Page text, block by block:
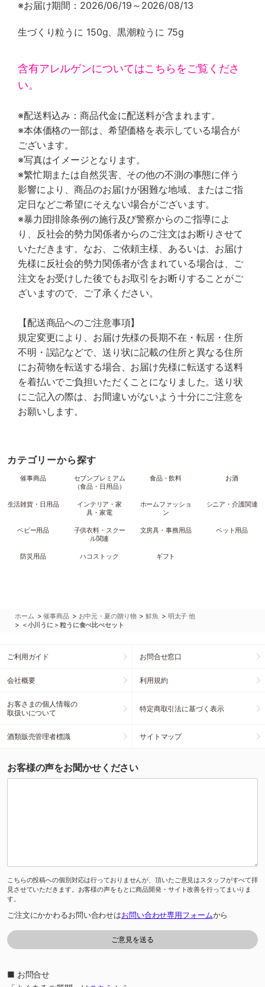
※お届け期間：2026/06/19～2026/08/13
生づくり粒うに 150g、黒潮粒うに 75g
含有アレルゲンについてはこちらをご覧くださ
い。
※配送料込み：商品代金に配送料が含まれます。
※本体価格の一部は、希望価格を表示している場合が
ございます。
※写真はイメージとなります。
※繁忙期または自然災害、その他の不測の事態に伴う
影響により、商品のお届けが困難な地域、またはご指
定日などご希望にそえない場合がございます。
※暴力団排除条例の施行及び警察からのご指導によ
り、反社会的勢力関係者からのご注文はお断りさせて
いただきます。なお、ご依頼主様、あるいは、お届け
先様に反社会的勢力関係者が含まれている場合は、ご
注文をお受けした後でもお取引をお断りすることがご
ざいますので、ご了承ください。
【配送商品へのご注意事項】
規定変更により、お届け先様の長期不在・転居・住所
不明・誤記などで、送り状に記載の住所と異なる住所
にお荷物を転送する場合、お届け先様に転送する送料
を着払いでご負担いただくことになりました。送り状
にご記入の際は、お間違いがないよう十分にご注意を
お願いします。
カテゴリーから探す
催事商品
セブンプレミアム
（食品・日用品）
食品・飲料 お酒
生活雑貨・日用品
インテリア・家
具・家電
ホームファッショ
ン
シニア・介護関連
ベビー用品
子供衣料・スクー
ル関連
文房具・事務用品 ペット用品
防災用品 ハコストック ギフト
ホーム >催事商品 > お中元・夏の贈り物 >鮮魚 > 明太子 他
> ＜小川うに＞粒うに食べ比べセット
ご利用ガイド お問合せ窓口
会社概要 利用規約
お客さまの個人情報の
取扱いについて
特定商取引法に基づく表示
酒類販売管理者標識 サイトマップ
お客様の声をお聞かせください
こちらの投稿への個別対応は行っておりませんが、頂いたご意見はスタッフがすべて拝
見させていただきます。お客様の声をもとに商品開発・サイト改善を行ってまいりま
す。
ご注文にかかわるお問い合わせはお問い合わせ専用フォームから
■ お問合せ